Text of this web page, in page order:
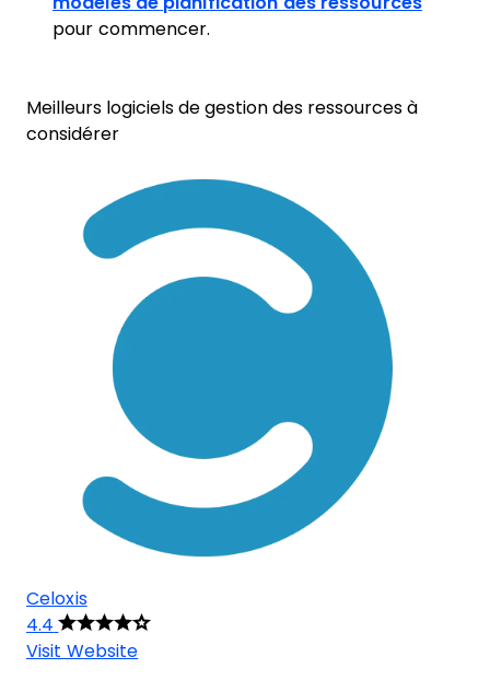
pour commencer.
Meilleurs logiciels de gestion des ressources à
considérer
Celoxis
4.4
Visit Website